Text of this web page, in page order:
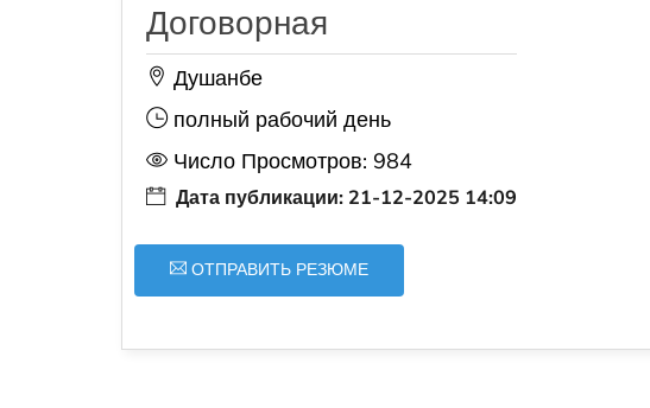
Договорная
Душанбе
полный рабочий день
Число Просмотров: 984
Дата публикации: 21-12-2025 14:09
ОТПРАВИТЬ РЕЗЮМЕ